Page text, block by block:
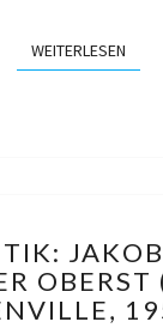
WEITERLESEN
UND
DER
OBERST